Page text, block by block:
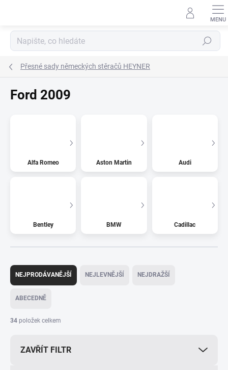
Hledat
Přesné sady německých stěračů HEYNER
Ford 2009
Alfa Romeo Aston Martin Audi
Bentley BMW Cadillac
Ř
z
í
NEJPRODÁVANĚJŠÍ NEJLEVNĚJŠÍ NEJDRAŽŠÍ
ABECEDNĚ
34 položek celkem
ZAVŘÍT FILTR